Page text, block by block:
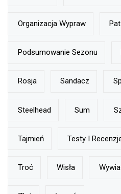
Organizacja Wypraw
Podsumowanie Sezonu
Rosja Sandacz
Steelhead Sum
Tajmień Testy I
Troć Wisła